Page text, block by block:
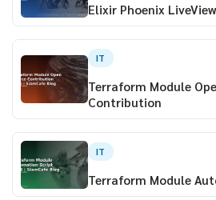
Elixir Phoenix
IT
Terraform Module
Contribution
IT
Terraform Module